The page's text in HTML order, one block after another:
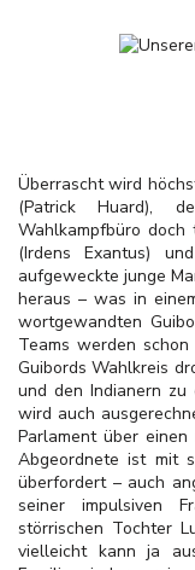
Überrascht wird
(Patrick Huard),
Wahlkampfbüro
(Irdens Exantus)
aufgeweckte junge
heraus – was in
wortgewandten
Teams werden
Guibords Wahlkreis
und den Indianern
wird auch
Parlament über einen
Abgeordnete ist mit
überfordert – auch
seiner impulsiven
störrischen Tochter
vielleicht kann ja